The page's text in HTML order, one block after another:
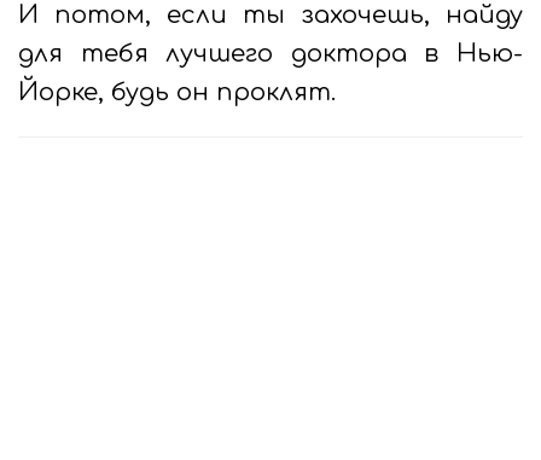
И потом, если ты захочешь, найду
для тебя лучшего доктора в Нью-
Йорке, будь он проклят.